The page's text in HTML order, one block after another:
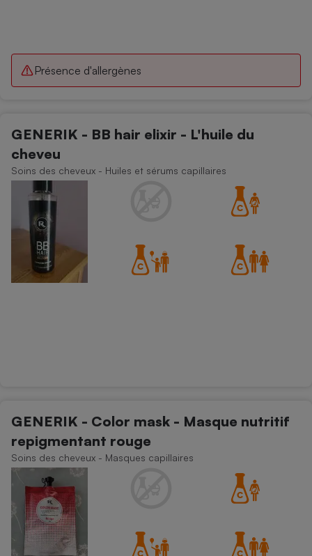
Présence d'allergènes
GENERIK - BB hair elixir - L'huile du
cheveu
Soins des cheveux - Huiles et sérums capillaires
GENERIK - Color mask - Masque nutritif
repigmentant rouge
Soins des cheveux - Masques capillaires